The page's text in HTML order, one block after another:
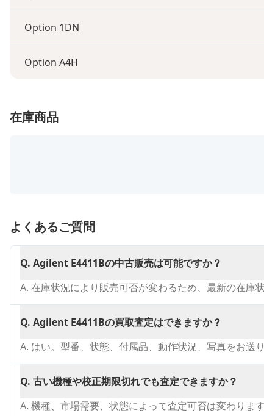
Option 1DN
Option A4H
在庫商品
よくあるご質問
Q. Agilent E4411Bの中古販売は可能ですか？
A. 在庫状況により販売可否が変わるため、最新の在庫
Q. Agilent E4411Bの買取査定はできますか？
A. はい。型番、状態、付属品、動作状況、写真をお送
Q. 古い機種や校正期限切れでも査定できますか？
A. 機種、市場需要、状態によって査定可否は変わりま